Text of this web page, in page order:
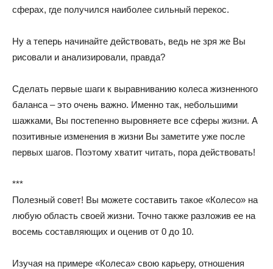
сферах, где получился наиболее сильный перекос.
Ну а теперь начинайте действовать, ведь не зря же Вы
рисовали и анализировали, правда?
Сделать первые шаги к выравниванию колеса жизненного
баланса – это очень важно. Именно так, небольшими
шажками, Вы постепенно выровняете все сферы жизни. А
позитивные изменения в жизни Вы заметите уже после
первых шагов. Поэтому хватит читать, пора действовать!
***
Полезный совет! Вы можете составить такое «Колесо» на
любую область своей жизни. Точно также разложив ее на
восемь составляющих и оценив от 0 до 10.
Изучая на примере «Колеса» свою карьеру, отношения